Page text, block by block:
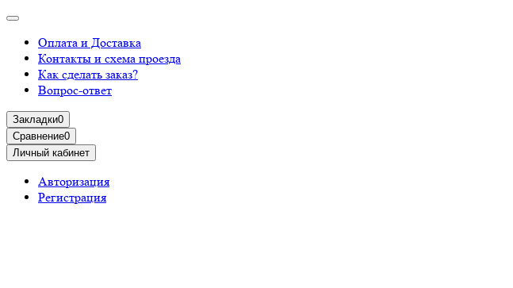
Оплата и Доставка
Контакты и схема проезда
Как сделать заказ?
Вопрос-ответ
Закладки0
Сравнение0
Личный кабинет
Авторизация
Регистрация